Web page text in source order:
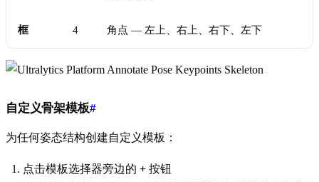
框 4 角点 — 左上、右上、右下、左下
自定义骨架模板#
为任何姿态结构创建自定义模板：
点击模板选择器旁边的 + 按钮